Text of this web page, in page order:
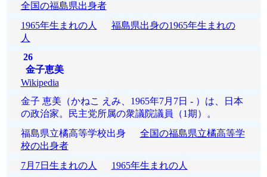
全国の福島県出身者
1965年生まれの人
福島県出身の1965年生まれの
人
26
金子恵美
Wikipedia
金子 恵美（かねこ えみ、1965年7月7日 - ）は、日本
の政治家。民主党所属の衆議院議員（1期）。
福島県立橘高等学校出身 全国の福島県立橘高等学
校の出身者
7月7日生まれの人
1965年生まれの人